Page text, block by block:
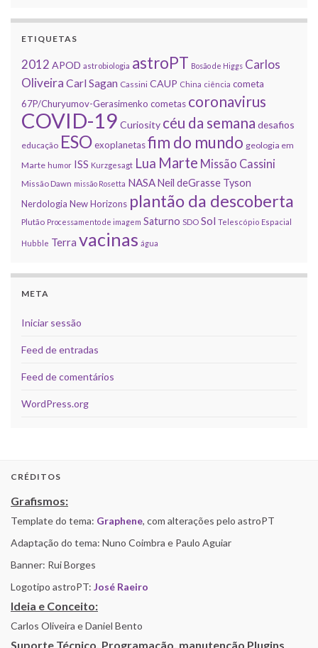
ETIQUETAS
2012 APOD astrobiologia astroPT Bosão de Higgs Carlos
Oliveira Carl Sagan Cassini CAUP China ciência cometa
67P/Churyumov-Gerasimenko cometas coronavirus
COVID-19 Curiosity céu da semana desafios
educação ESOexoplanetasfim do mundo geologia em
Marte humor ISS Kurzgesagt Lua Marte Missão Cassini
Missão Dawn missão Rosetta NASANeil deGrasse Tyson
Nerdologia New Horizons plantão da descoberta
Plutão Processamento de imagem Saturno SDO Sol Telescópio Espacial
Hubble Terra vacinas água
META
Iniciar sessão
Feed de entradas
Feed de comentários
WordPress.org
CRÉDITOS
Grafismos:
Template do tema: Graphene, com alterações pelo astroPT
Adaptação do tema: Nuno Coimbra e Paulo Aguiar
Banner: Rui Borges
Logotipo astroPT: José Raeiro
Ideia e Conceito:
Carlos Oliveira e Daniel Bento
Suporte Técnico, Programação, manutenção Plugins